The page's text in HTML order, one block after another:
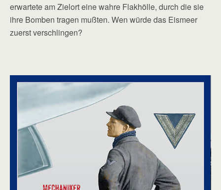
erwartete am Zielort eine wahre Flakhölle, durch die sie
ihre Bomben tragen mußten. Wen würde das Eismeer
zuerst verschlingen?